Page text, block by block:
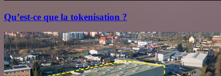
Qu’est‑ce que la tokenisation ?